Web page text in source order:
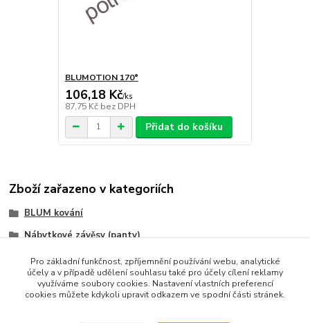
BLUMOTION 170°
106,18 Kč/ks
87,75 Kč bez DPH
Přidat do košíku
Zboží zařazeno v kategoriích
BLUM kování
Nábytkové závěsy (panty)
CLIP top
Pro základní funkčnost, zpříjemnění používání webu, analytické
účely a v případě udělení souhlasu také pro účely cílení reklamy
využíváme soubory cookies. Nastavení vlastních preferencí
cookies můžete kdykoli upravit odkazem ve spodní části stránek.